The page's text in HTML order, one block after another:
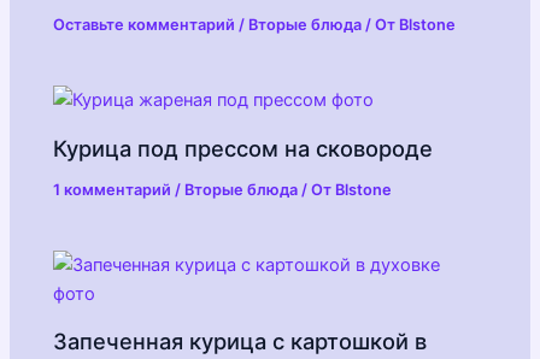
Оставьте комментарий / Вторые блюда / От Blstone
Курица под прессом на сковороде
1 комментарий / Вторые блюда / От Blstone
Запеченная курица с картошкой в